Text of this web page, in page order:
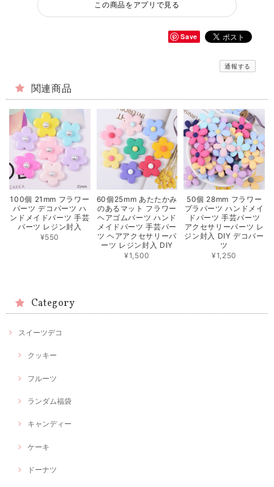
この商品をアプリで見る
Save
通報する
関連商品
100個 21mm フラワー
パーツ デコパーツ ハ
ンドメイドパーツ 手芸
パーツ レジン封入
¥550
60個25mm あたたかみ
のあるマット フラワー
ヘアゴムパーツ ハンド
メイドパーツ 手芸パー
ツ ヘアアクセサリーパ
ーツ レジン封入 DIY
¥1,500
50個 28mm フラワー
プラパーツ ハンドメイ
ドパーツ 手芸パーツ
アクセサリーパーツ レ
ジン封入 DIY デコパー
ツ
¥1,250
Category
スイーツデコ
クッキー
フルーツ
ランダム福袋
キャンディー
ケーキ
ドーナツ